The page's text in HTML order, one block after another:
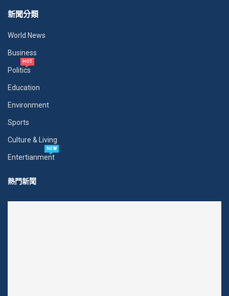
新聞分類
World News
Business
Politics
HOT
Education
Environment
Sports
Culture & Living
Entertianment
NEW
熱門新聞